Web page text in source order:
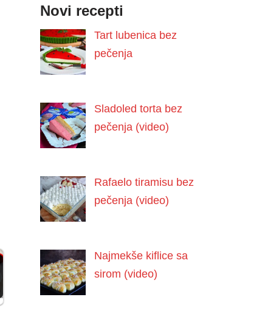
Novi recepti
Tart lubenica bez
pečenja
Sladoled torta bez
pečenja (video)
Rafaelo tiramisu bez
pečenja (video)
Najmekše kiflice sa
sirom (video)